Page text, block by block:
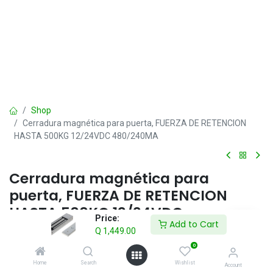
Price:
Q 1,449.00
Add to Cart
Home Search
0
Wishlist Account
Shop
Cerradura magnética para puerta, FUERZA DE RETENCION
HASTA 500KG 12/24VDC 480/240MA
Cerradura magnética para
puerta, FUERZA DE RETENCION
HASTA 500KG 12/24VDC
480/240MA
> 500KG Antitirón
> Dispositivo de protección de corriente inversa incorporado